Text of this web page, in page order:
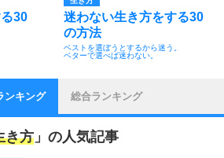
30
迷わない生き方をする30
の方法
ベストを選ぼうとするから迷う。
ベターで選べば迷わない。
ンキング 総合ランキング
き方 」の人気記事